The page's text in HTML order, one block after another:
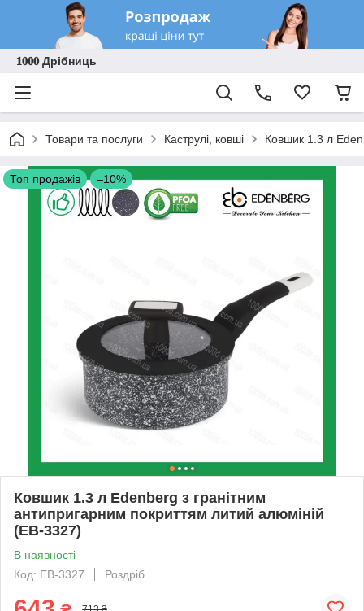
𝟏𝟎𝟎𝟎 Дрібниць
Товари та послуги Каструлі, ковші Ковшик 1.3 л
Топ продажів –10%
Ковшик 1.3 л Edenberg з гранітним
антипригарним покриттям литий алюміній
(EB-3327)
В наявності
Код: EB-3327
Роздріб